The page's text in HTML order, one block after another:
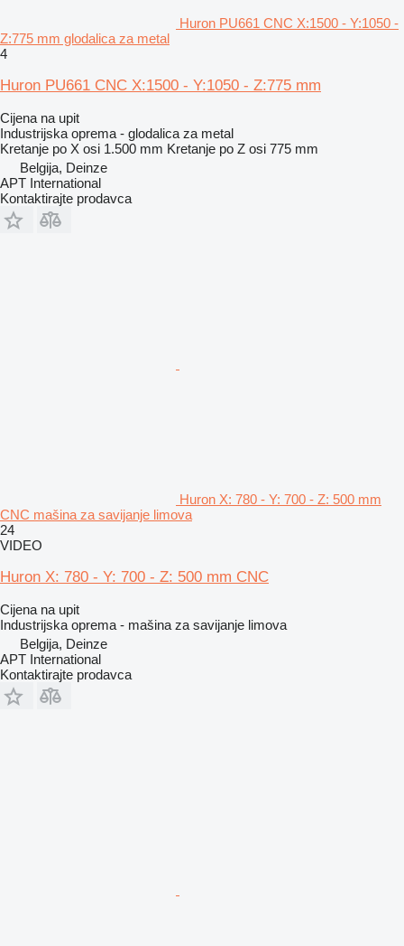
Huron PU661 CNC X:1500 - Y:1050 -
Z:775 mm glodalica za metal
4
Huron PU661 CNC X:1500 - Y:1050 - Z:775 mm
Cijena na upit
Industrijska oprema - glodalica za metal
Kretanje po X osi 1.500 mm Kretanje po Z osi 775 mm
Belgija, Deinze
APT International
Kontaktirajte prodavca
Huron X: 780 - Y: 700 - Z: 500 mm
CNC mašina za savijanje limova
24
VIDEO
Huron X: 780 - Y: 700 - Z: 500 mm CNC
Cijena na upit
Industrijska oprema - mašina za savijanje limova
Belgija, Deinze
APT International
Kontaktirajte prodavca